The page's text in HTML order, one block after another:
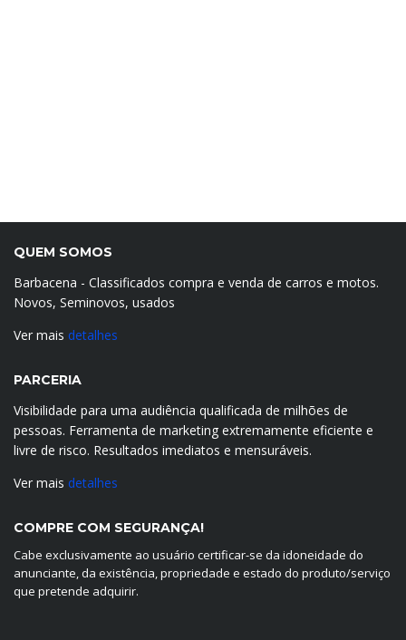
QUEM SOMOS
Barbacena - Classificados compra e venda de carros e motos.
Novos, Seminovos, usados
Ver mais detalhes
PARCERIA
Visibilidade para uma audiência qualificada de milhões de
pessoas. Ferramenta de marketing extremamente eficiente e
livre de risco. Resultados imediatos e mensuráveis.
Ver mais detalhes
COMPRE COM SEGURANÇA!
Cabe exclusivamente ao usuário certificar-se da idoneidade do
anunciante, da existência, propriedade e estado do produto/serviço
que pretende adquirir.